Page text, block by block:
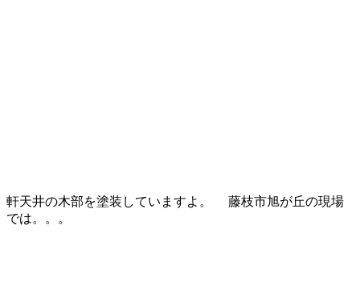
軒天井の木部を塗装していますよ。 藤枝市旭が丘の現場
では。。。